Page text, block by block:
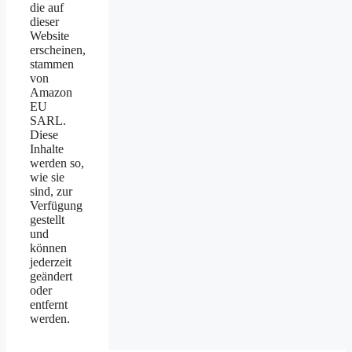
die auf
dieser
Website
erscheinen,
stammen
von
Amazon
EU
SARL.
Diese
Inhalte
werden so,
wie sie
sind, zur
Verfügung
gestellt
und
können
jederzeit
geändert
oder
entfernt
werden.